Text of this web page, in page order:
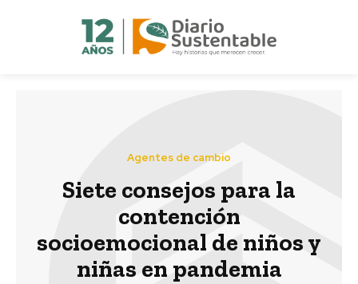
Agentes de cambio
Siete consejos para la
contención
socioemocional de niños y
niñas en pandemia